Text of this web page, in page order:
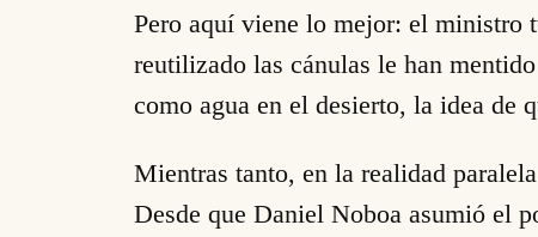
Pero aquí viene lo mejor: el ministro
reutilizado las cánulas le han
como agua en el desierto, la idea de
Mientras tanto, en la realidad
Desde que Daniel Noboa asumió el